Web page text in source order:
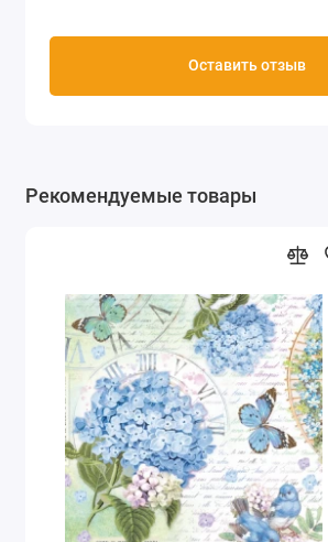
Оставить отзыв
Рекомендуемые товары